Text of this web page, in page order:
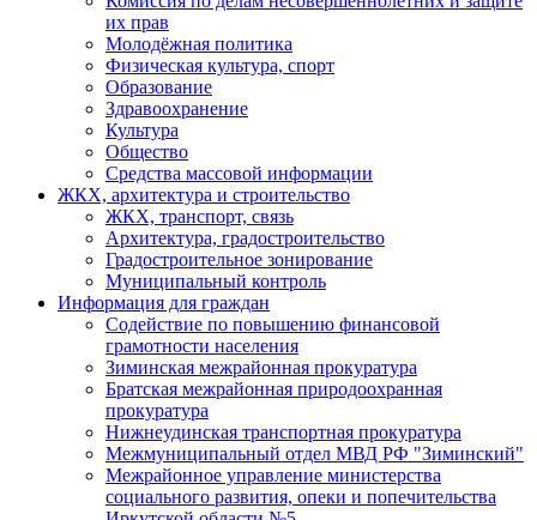
их прав
Молодёжная политика
Физическая культура, спорт
Образование
Здравоохранение
Культура
Общество
Средства массовой информации
ЖКХ, архитектура и строительство
ЖКХ, транспорт, связь
Архитектура, градостроительство
Градостроительное зонирование
Муниципальный контроль
Информация для граждан
Содействие по повышению финансовой
грамотности населения
Зиминская межрайонная прокуратура
Братская межрайонная природоохранная
прокуратура
Нижнеудинская транспортная прокуратура
Межмуниципальный отдел МВД РФ "Зиминский"
Межрайонное управление министерства
социального развития, опеки и попечительства